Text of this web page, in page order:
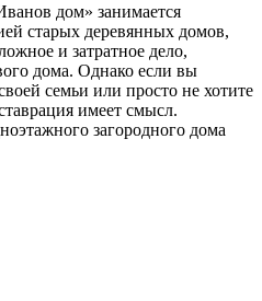
дом» занимается
старых деревянных домов,
и затратное дело,
дома. Однако если вы
семьи или просто не хотите
имеет смысл.
загородного дома